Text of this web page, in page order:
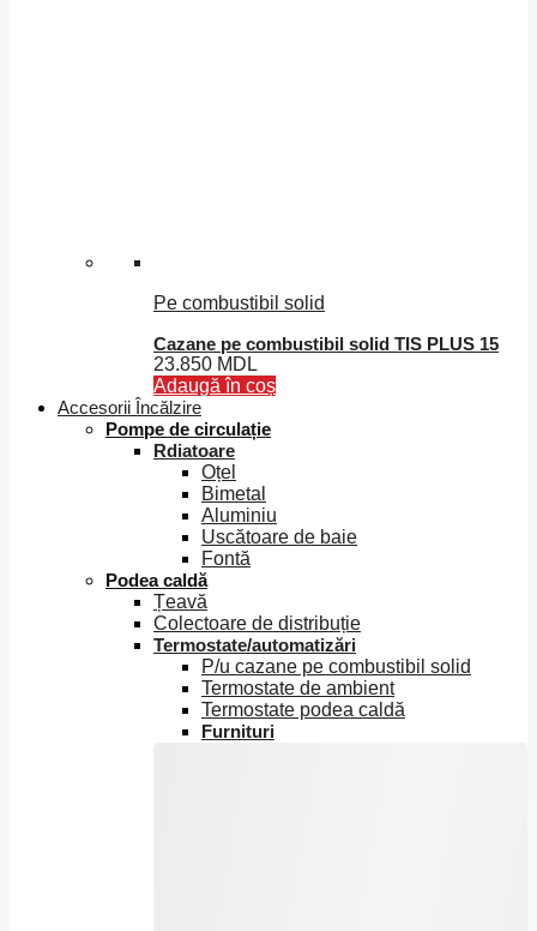
Pe combustibil solid
Cazane pe combustibil solid TIS PLUS 15
23.850 MDL
Adaugă în coș
Accesorii Încălzire
Pompe de circulație
Rdiatoare
Oțel
Bimetal
Aluminiu
Uscătoare de baie
Fontă
Podea caldă
Țeavă
Colectoare de distribuție
Termostate/automatizări
P/u cazane pe combustibil solid
Termostate de ambient
Termostate podea caldă
Furnituri